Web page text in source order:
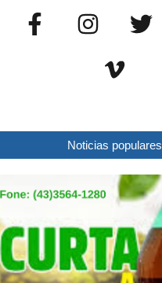
Noticias populares